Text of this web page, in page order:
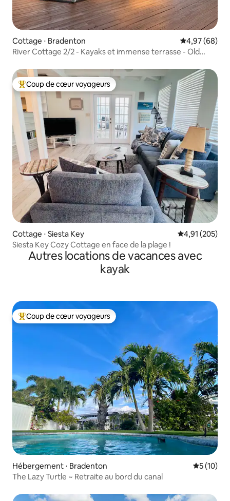
Cottage ⋅ Bradenton Évaluation
4,97 (68)
River Cottage 2/2 - Kayaks et immense terrasse - Old
Coups de cœur voyageurs les plus appréciés
Coup de cœur voyageurs
Cottage ⋅ Siesta Key Évaluation
4,91 (205)
Siesta Key Cozy Cottage en face de la plage !
Autres locations de vacances avec
kayak
Coups de cœur voyageurs les plus appréciés
Coup de cœur voyageurs
Hébergement ⋅ Bradenton
5 (10)
The Lazy Turtle ~ Retraite au bord du canal